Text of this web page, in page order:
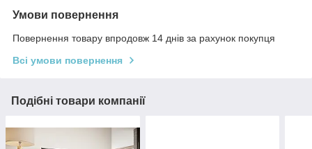
Умови повернення
Повернення товару впродовж 14 днів за рахунок покупця
Всі умови повернення
Подібні товари компанії